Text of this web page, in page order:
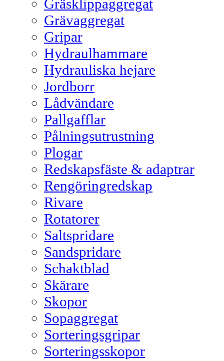
Gräsklippaggregat
Grävaggregat
Gripar
Hydraulhammare
Hydrauliska hejare
Jordborr
Lådvändare
Pallgafflar
Pålningsutrustning
Plogar
Redskapsfäste & adaptrar
Rengöringredskap
Rivare
Rotatorer
Saltspridare
Sandspridare
Schaktblad
Skärare
Skopor
Sopaggregat
Sorteringsgripar
Sorteringsskopor